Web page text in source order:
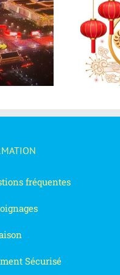
An Chinois 2025
année du
Serpent !
fréquentes
Sécurisé